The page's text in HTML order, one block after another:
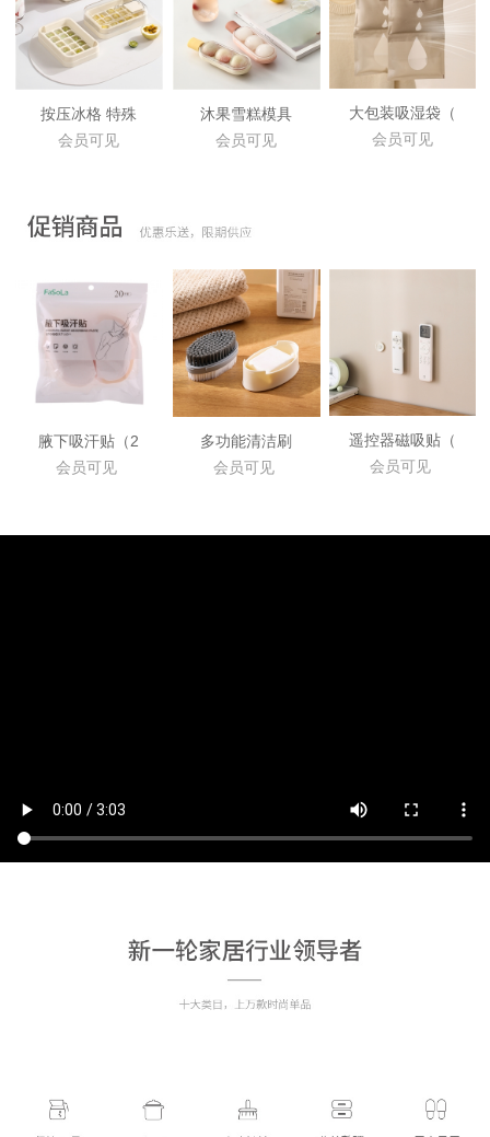
按压冰格 特殊
会员可见
沐果雪糕模具
会员可见
大包装吸湿袋（
会员可见
腋下吸汗贴（2
会员可见
多功能清洁刷
会员可见
遥控器磁吸贴（
会员可见